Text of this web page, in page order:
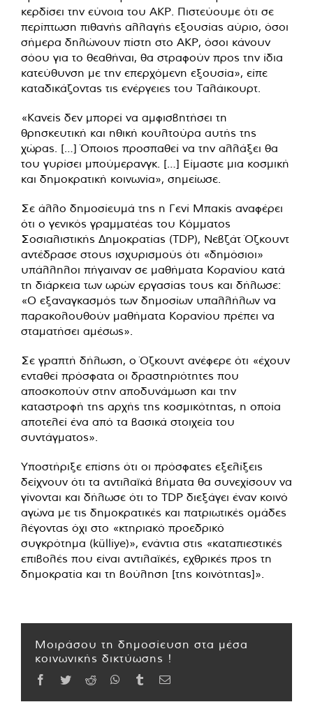
κερδίσει την εύνοια του ΑΚΡ. Πιστεύουμε ότι σε
περίπτωση πιθανής αλλαγής εξουσίας αύριο, όσοι
σήμερα δηλώνουν πίστη στο ΑΚΡ, όσοι κάνουν
σόου για το θεαθήναι, θα στραφούν προς την ίδια
κατεύθυνση με την επερχόμενη εξουσία», είπε
καταδικάζοντας τις ενέργειες του Ταλάικουρτ.
«Κανείς δεν μπορεί να αμφισβητήσει τη
θρησκευτική και ηθική κουλτούρα αυτής της
χώρας. […] Όποιος προσπαθεί να την αλλάξει θα
του γυρίσει μπούμερανγκ. […] Είμαστε μια κοσμική
και δημοκρατική κοινωνία», σημείωσε.
Σε άλλο δημοσίευμά της η Γενί Μπακίς αναφέρει
ότι ο γενικός γραμματέας του Κόμματος
Σοσιαλιστικής Δημοκρατίας (TDP), Νεβζάτ Όζκουντ
αντέδρασε στους ισχυρισμούς ότι «δημόσιοι»
υπάλληλοι πήγαιναν σε μαθήματα Κορανίου κατά
τη διάρκεια των ωρών εργασίας τους και δήλωσε:
«Ο εξαναγκασμός των δημοσίων υπαλλήλων να
παρακολουθούν μαθήματα Κορανίου πρέπει να
σταματήσει αμέσως».
Σε γραπτή δήλωση, ο Όζκουντ ανέφερε ότι «έχουν
ενταθεί πρόσφατα οι δραστηριότητες που
αποσκοπούν στην αποδυνάμωση και την
καταστροφή της αρχής της κοσμικότητας, η οποία
αποτελεί ένα από τα βασικά στοιχεία του
συντάγματος».
Υποστήριξε επίσης ότι οι πρόσφατες εξελίξεις
δείχνουν ότι τα αντιλαϊκά βήματα θα συνεχίσουν να
γίνονται και δήλωσε ότι το TDP διεξάγει έναν κοινό
αγώνα με τις δημοκρατικές και πατριωτικές ομάδες
λέγοντας όχι στο «κτηριακό προεδρικό
συγκρότημα (külliye)», ενάντια στις «καταπιεστικές
επιβολές που είναι αντιλαϊκές, εχθρικές προς τη
δημοκρατία και τη βούληση [της κοινότητας]».
Μοιράσου τη δημοσίευση στα μέσα
κοινωνικής δικτύωσης !
Facebook
TwitterReddit WhatsApp
TumblrEmail